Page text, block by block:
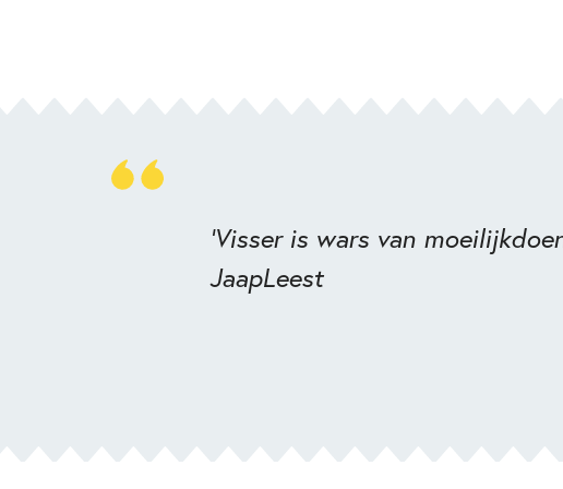
‘Visser is wars van
JaapLeest